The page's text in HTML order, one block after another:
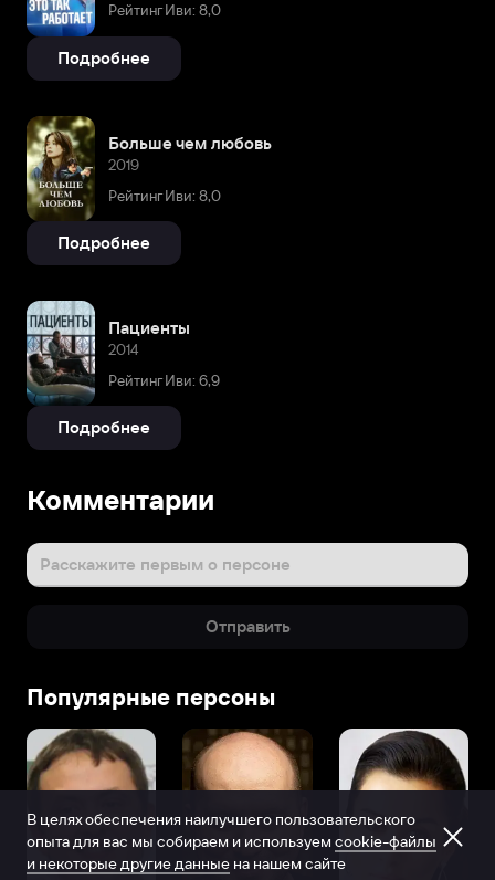
Рейтинг Иви: 8,0
Подробнее
Больше чем любовь
2019
Рейтинг Иви: 8,0
Подробнее
Пациенты
2014
Рейтинг Иви: 6,9
Подробнее
Комментарии
Расскажите первым о персоне
Отправить
Популярные персоны
В целях обеспечения наилучшего пользовательского
опыта для вас мы собираем и используем cookie-файлы
и некоторые другие данные на нашем сайте